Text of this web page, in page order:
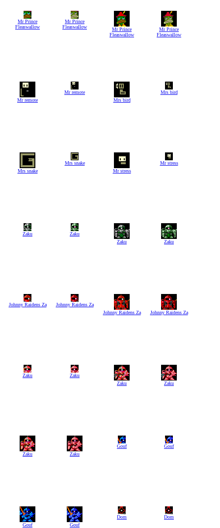
Mr Prince
Fleaswallow
Mr Prince
Fleaswallow
Mr Prince
Fleaswallow
Mr Prince
Fleaswallow
Mr remote
Mr remote
Mrs bird
Mrs bird
Mrs snake
Mrs snake
Mr stress
Mr stress
Zaku
Zaku
Zaku
Zaku
Johnny Raidens Za
Johnny Raidens Za
Johnny Raidens Za
Johnny Raidens Za
Zaku
Zaku
Zaku
Zaku
Zaku Zaku
Gouf Gouf
Gouf Gouf
Dom Dom